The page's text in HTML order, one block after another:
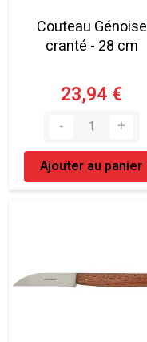
Couteau Génoise
cranté - 28 cm
23,94 €
Ajouter au panier